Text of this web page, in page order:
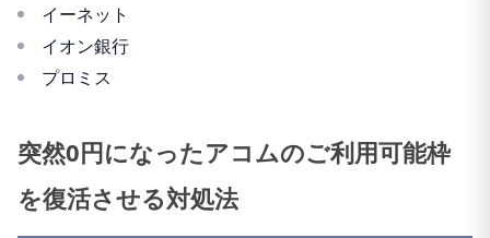
イーネット
イオン銀行
プロミス
突然0円になったアコムのご利用可能枠
を復活させる対処法